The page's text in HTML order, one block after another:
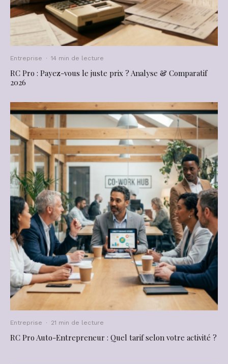
Entreprise · 14 min de lecture
RC Pro : Payez-vous le juste prix ? Analyse & Comparatif
2026
Entreprise · 21 min de lecture
RC Pro Auto-Entrepreneur : Quel tarif selon votre activité ?